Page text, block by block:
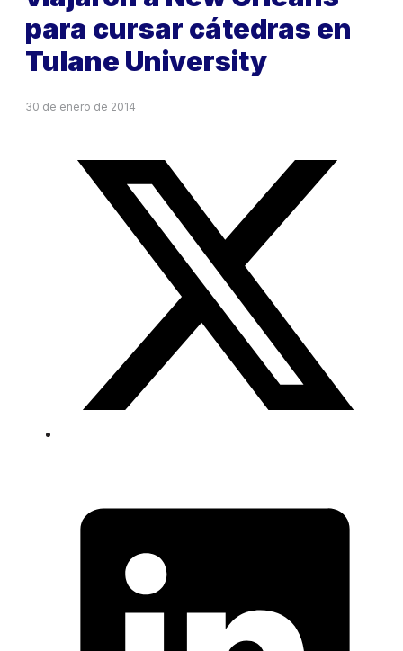
para cursar cátedras en
Tulane University
30 de enero de 2014